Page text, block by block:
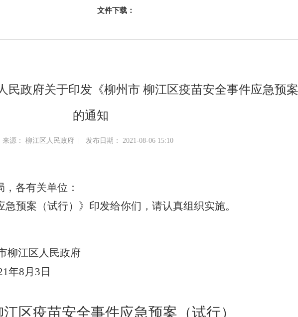
文件下载：
民政府关于印发《柳州市 柳江区疫苗安全事件应急预案
的通知
来源： 柳江区人民政府 | 发布日期： 2021-08-06 15:10
各有关单位：
预案（试行）》印发给你们，请认真组织实施。
柳江区人民政府
年8月 3 日
江区疫苗安全事件应急预案 （试行）